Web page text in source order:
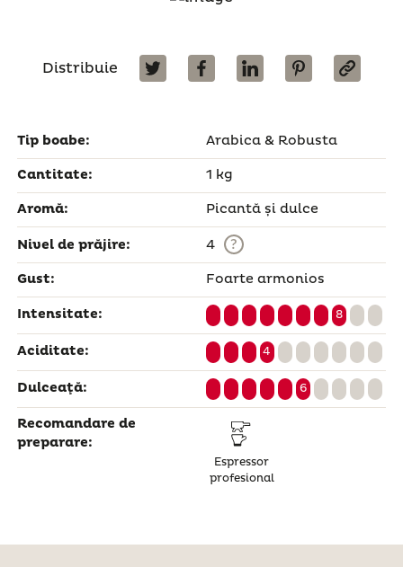
Distribuie
Tip boabe: Arabica & Robusta
Cantitate: 1 kg
Aromă: Picantă și dulce
Nivel de prăjire: 4 ?
Gust: Foarte armonios
Intensitate: 8
Aciditate: 4
Dulceaţă: 6
Recomandare de
preparare:
Espressor
profesional